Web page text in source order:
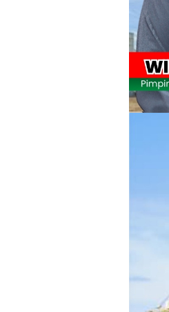
Meranti
Bupati
Polres
PLN
Warga
Bupati
44 Tim